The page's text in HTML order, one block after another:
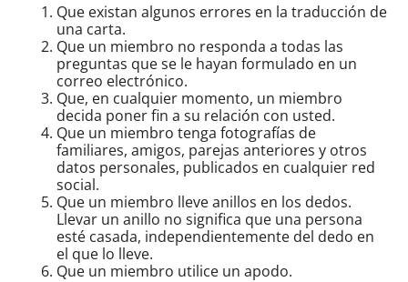
Que existan algunos errores en la traducción de
una carta.
Que un miembro no responda a todas las
preguntas que se le hayan formulado en un
correo electrónico.
Que, en cualquier momento, un miembro
decida poner fin a su relación con usted.
Que un miembro tenga fotografías de
familiares, amigos, parejas anteriores y otros
datos personales, publicados en cualquier red
social.
Que un miembro lleve anillos en los dedos.
Llevar un anillo no significa que una persona
esté casada, independientemente del dedo en
el que lo lleve.
Que un miembro utilice un apodo.